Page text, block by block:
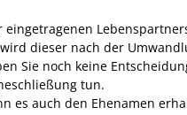
dieser nach der
Sie noch keine
tun.
es auch den Ehenamen